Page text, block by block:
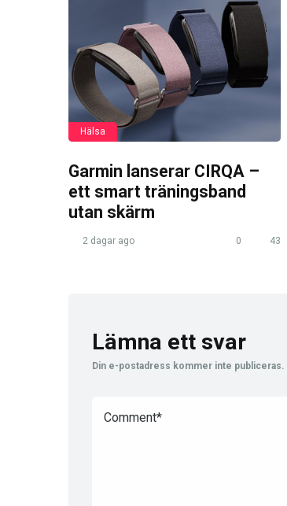
Hälsa
Garmin lanserar CIRQA –
ett smart träningsband
utan skärm
2 dagar ago 0 43
Lämna ett svar
Din e-postadress kommer inte publiceras.